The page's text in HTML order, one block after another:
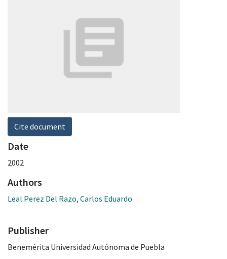
Cite document
Date
2002
Authors
Leal Perez Del Razo, Carlos Eduardo
Publisher
Benemérita Universidad Autónoma de Puebla